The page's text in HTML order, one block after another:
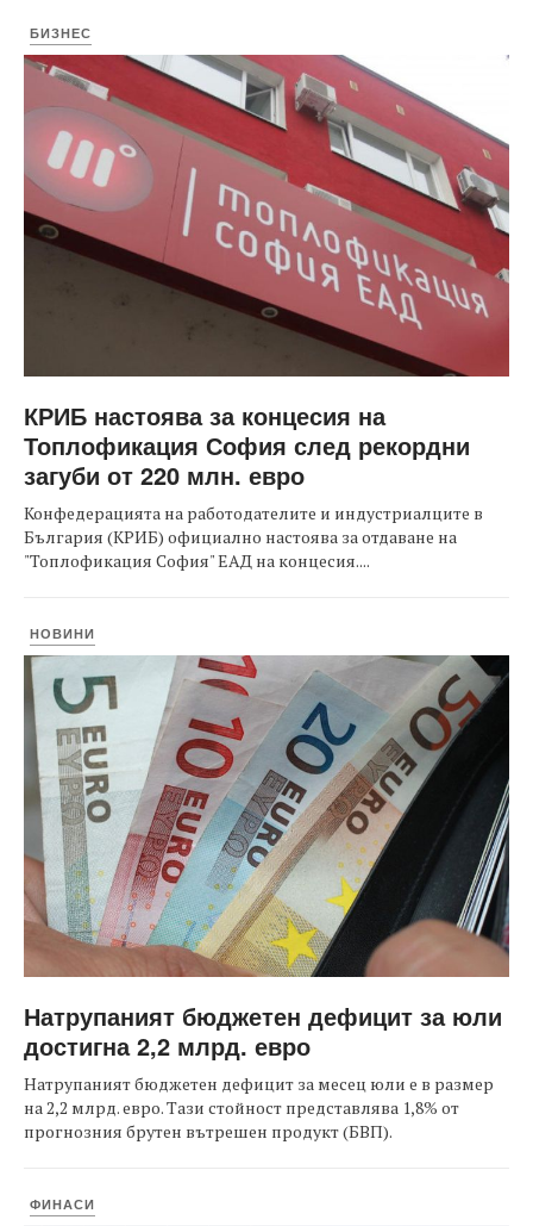
БИЗНЕС
КРИБ настоява за концесия на
Топлофикация София след рекордни
загуби от 220 млн. евро
Конфедерацията на работодателите и индустриалците в
България (КРИБ) официално настоява за отдаване на
"Топлофикация София" ЕАД на концесия....
НОВИНИ
Натрупаният бюджетен дефицит за юли
достигна 2,2 млрд. евро
Натрупаният бюджетен дефицит за месец юли е в размер
на 2,2 млрд. евро. Тази стойност представлява 1,8% от
прогнозния брутен вътрешен продукт (БВП).
ФИНАСИ